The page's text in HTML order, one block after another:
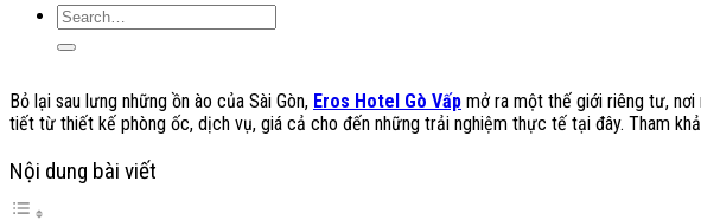
Bỏ lại sau lưng những ồn ào của Sài Gòn, Eros Hotel Gò Vấp mở ra một thế giới riêng tư, nơi
tiết từ thiết kế phòng ốc, dịch vụ, giá cả cho đến những trải nghiệm thực tế tại đây. Tham
Nội dung bài viết